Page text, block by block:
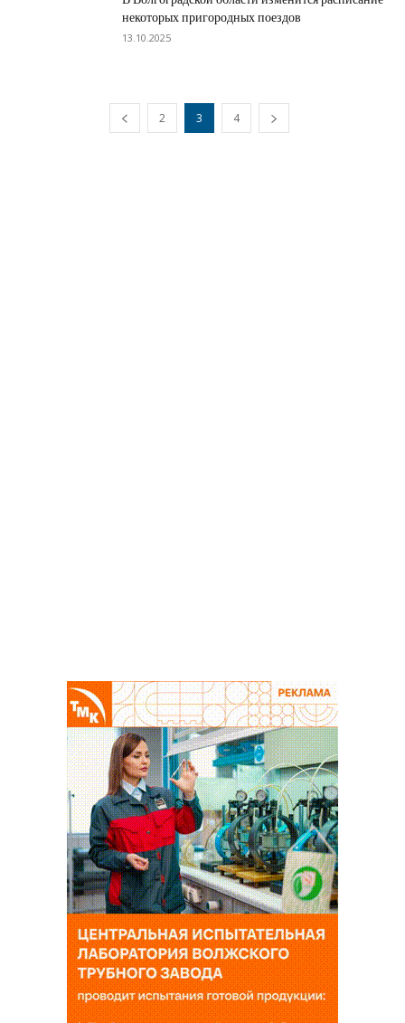
некоторых пригородных поездов
13.10.2025
2 3 4